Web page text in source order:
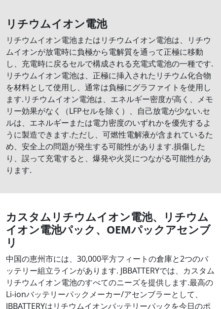
リチウムイオン電池
リチウムイオン電池またはリチウムイオン電池は、リチウ
ムイオンが放電時に負極から電解質を通って正極に移動
し、充電時に戻るセルで構成される充電式電池の一種です.
リチウムイオン電池は、正極に挿入されたリチウム化合物
を材料として使用し、通常は負極にグラファイトを使用し
ます.リチウムイオン電池は、エネルギー密度が高く、メモ
リー効果がなく（LFPセルを除く）、自己放電が少ない.セ
ルは、エネルギーまたは電力密度のいずれかを優先するよ
うに製造できます.ただし、可燃性電解液が含まれているた
め、安全上の問題が発生する可能性があります.損傷した
り、誤って充電すると、爆発や火災につながる可能性があ
ります.
カスタムリチウムイオン電池、リチウム
イオン電池パック、OEMパックアセンブ
リ
中国の恵州市には、30,000平方フィートの倉庫と2つのバ
ッテリー組立ラインがあります. JBBATTERYでは、カスタム
リチウムイオン電池のすべてのニーズを提供します.最高の
Li-ionバッテリーパックメーカー/アセンブラーとして、
JBBATTERYはリチウムイオンバッテリーパックを今日のポ